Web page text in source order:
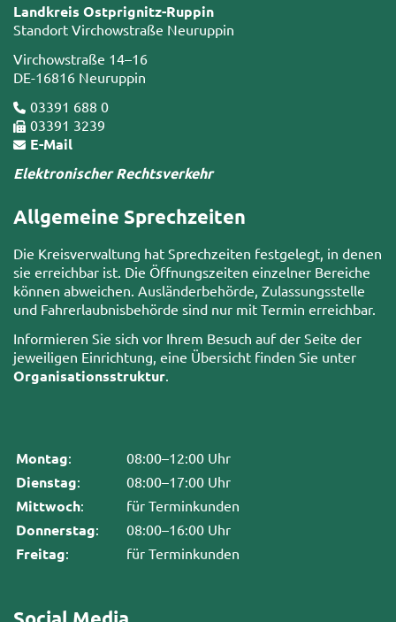
Landkreis Ostprignitz-Ruppin
Standort Virchowstraße Neuruppin
Virchowstraße 14–16
DE-16816 Neuruppin
03391 688 0
03391 3239
E-Mail
Elektronischer Rechtsverkehr
Allgemeine Sprechzeiten
Die Kreisverwaltung hat Sprechzeiten festgelegt, in denen
sie erreichbar ist. Die Öffnungszeiten einzelner Bereiche
können abweichen. Ausländerbehörde, Zulassungsstelle
und Fahrerlaubnisbehörde sind nur mit Termin erreichbar.
Informieren Sie sich vor Ihrem Besuch auf der Seite der
jeweiligen Einrichtung, eine Übersicht finden Sie unter
Organisationsstruktur
Montag: 08:00–12:00 Uhr
Dienstag: 08:00–17:00 Uhr
Mittwoch: für Terminkunden
Donnerstag: 08:00–16:00 Uhr
Freitag: für Terminkunden